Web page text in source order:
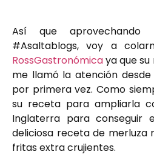
Así que
#Asaltablogs, voy a
RossGastronómicaya que
me llamó la atención
por primera vez. Como
su receta para ampliarla
Inglaterra para conseguir
deliciosa receta de merluza
fritas extra crujientes.